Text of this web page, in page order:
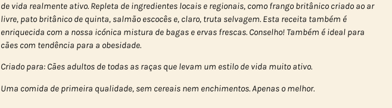
de vida realmente ativo. Repleta de ingredientes locais e regionais, como frango britânico criado ao ar
livre, pato britânico de quinta, salmão escocês e, claro, truta selvagem. Esta receita também é
enriquecida com a nossa icónica mistura de bagas e ervas frescas. Conselho! Também é ideal para
cães com tendência para a obesidade.
Criado para: Cães adultos de todas as raças que levam um estilo de vida muito ativo.
Uma comida de primeira qualidade, sem cereais nem enchimentos. Apenas o melhor.